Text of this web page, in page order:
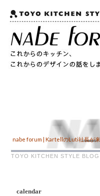
nabe forum | KartellのLuti社長が
TOYO KITCHEN STYLE
calendar